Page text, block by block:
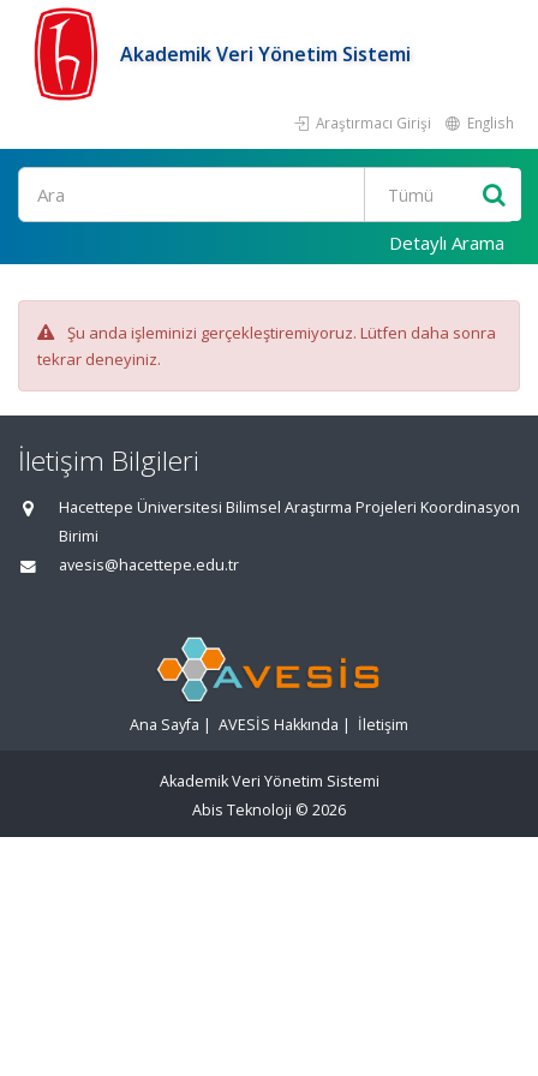
Akademik Veri Yönetim Sistemi
Araştırmacı Girişi English
Ara
Detaylı Arama
Şu anda işleminizi gerçekleştiremiyoruz. Lütfen daha sonra
tekrar deneyiniz.
İletişim Bilgileri
Hacettepe Üniversitesi Bilimsel Araştırma Projeleri Koordinasyon
Birimi
avesis@hacettepe.edu.tr
Ana Sayfa | AVESİS Hakkında | İletişim
Akademik Veri Yönetim Sistemi
Abis Teknoloji © 2026